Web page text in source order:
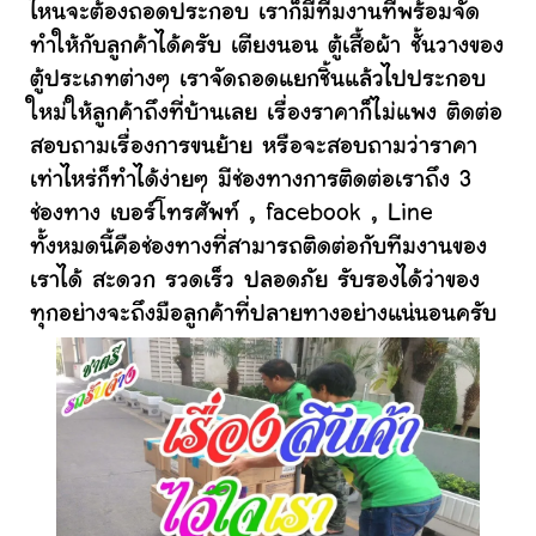
ไหนจะต้องถอดประกอบ เราก็มีทีมงานที่พร้อมจัด
ทำให้กับลูกค้าได้ครับ เตียงนอน ตู้เสื้อผ้า ชั้นวางของ
ตู้ประเภทต่างๆ เราจัดถอดแยกชิ้นแล้วไปประกอบ
ใหม่ให้ลูกค้าถึงที่บ้านเลย เรื่องราคาก็ไม่แพง ติดต่อ
สอบถามเรื่องการขนย้าย หรือจะสอบถามว่าราคา
เท่าไหร่ก็ทำได้ง่ายๆ มีช่องทางการติดต่อเราถึง 3
ช่องทาง เบอร์โทรศัพท์ , facebook , Line
ทั้งหมดนี้คือช่องทางที่สามารถติดต่อกับทีมงานของ
เราได้ สะดวก รวดเร็ว ปลอดภัย รับรองได้ว่าของ
ทุกอย่างจะถึงมือลูกค้าที่ปลายทางอย่างแน่นอนครับ